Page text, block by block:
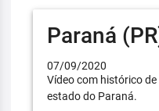
Paraná
07/09/2020
Vídeo com histórico
estado do Paraná.